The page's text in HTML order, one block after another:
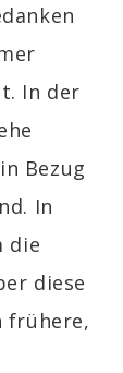
In der
Bezug
In
die
diese
frühere,